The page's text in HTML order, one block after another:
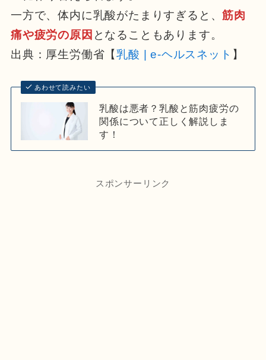
一方で、体内に乳酸がたまりすぎると、筋肉
痛や疲労の原因 となることもあります。
出典：厚生労働省【乳酸 | e-ヘルスネット 】
あわせて読みたい
乳酸は悪者？乳酸と筋肉疲労の
関係について正しく解説しま
す！
スポンサーリンク